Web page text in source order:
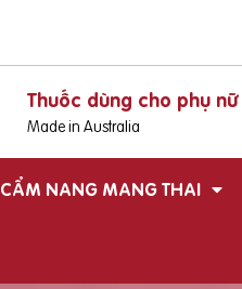
Thuốc dùng cho phụ
Made in Australia
CẨM NANG MANG THAI